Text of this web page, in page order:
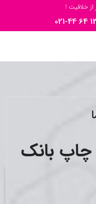
خلاقیت !
021-44 64
بانک